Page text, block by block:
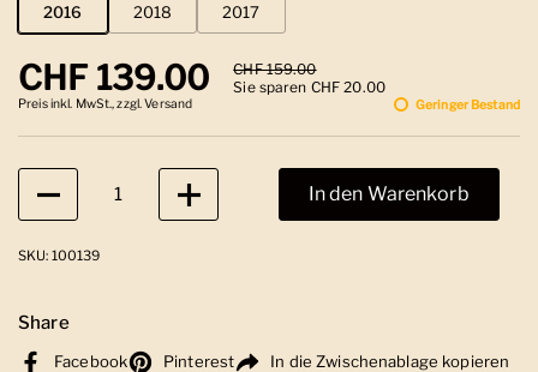
2016 2018 2017
Regulärer Preis
CHF 139.00 Sale-Preis
CHF 159.00
Sie sparen CHF 20.00
Preis inkl. MwSt., zzgl. Versand Geringer Bestand
Anzahl
In den Warenkorb
SKU: 100139
Share
Facebook Pinterest In die Zwischenablage kopieren